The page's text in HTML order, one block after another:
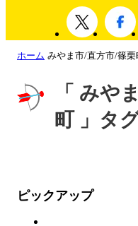
ホーム みやま市/直方市/篠栗
「 みや
町 」タ
ピックアップ